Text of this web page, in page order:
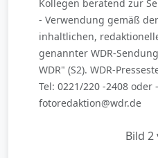
Kollegen beratend zur
- Verwendung gemäß
inhaltlichen,
genannter WDR-
WDR" (S2). WDR-
Tel: 0221/220 -2408 oder
fotoredaktion@wdr.de
Bild 2